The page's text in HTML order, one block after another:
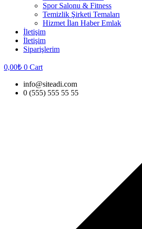
Spor Salonu & Fitness
Temizlik Şirketi Temaları
Hizmet İlan Haber Emlak
İletişim
İletişim
Siparişlerim
0,00₺ 0 Cart
info@siteadi.com
0 (555) 555 55 55